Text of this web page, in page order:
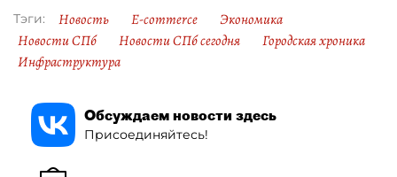
Тэги: Новость E-commerce
Экономика
Новости СПб
Новости СПб сегодня
Городская хроника
Инфраструктура
Обсуждаем новости здесь
Присоединяйтесь!